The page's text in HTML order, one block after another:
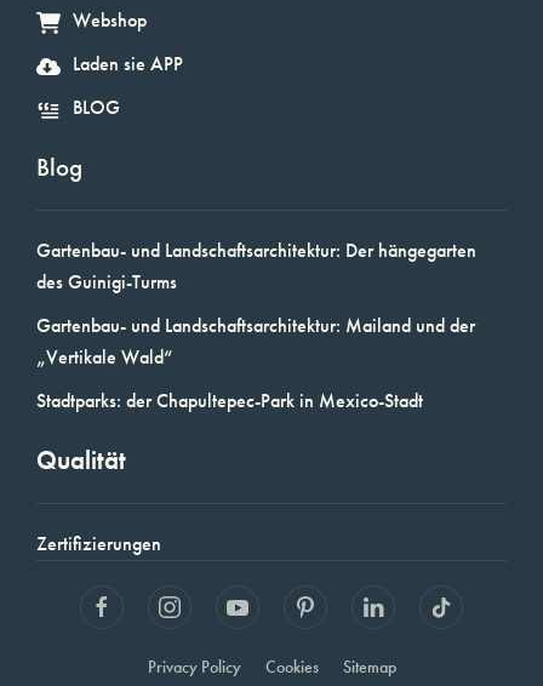
Webshop
Laden sie APP
BLOG
Blog
Gartenbau- und Landschaftsarchitektur: Der hängegarten
des Guinigi-Turms
Gartenbau- und Landschaftsarchitektur: Mailand und der
„Vertikale Wald“
Stadtparks: der Chapultepec-Park in Mexico-Stadt
Qualität
Zertifizierungen
Privacy Policy Cookies Sitemap